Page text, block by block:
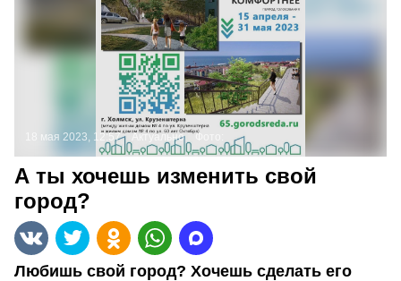
18 мая 2023, 12:57 Актуально Фото:
А ты хочешь изменить свой
город?
Любишь свой город? Хочешь сделать его